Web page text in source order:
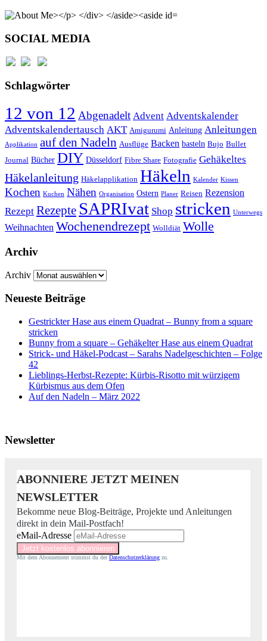
SOCIAL MEDIA
Schlagwörter
12 von 12 Abgenadelt Advent Adventskalender
Adventskalendertausch AKT Amigurumi Anleitung Anleitungen
Applikation auf den Nadeln Ausflüge Backen basteln Bujo Bullet
Journal Bücher DIY Düsseldorf Fibre Share Fotografie Gehäkeltes
Häkelanleitung Häkelapplikation Häkeln Kalender Kissen
Kochen Kuchen Nähen Organisation Ostern Planer Reisen Rezension
Rezept Rezepte SAPRIvat Shop stricken Unterwegs
Weihnachten Wochenendrezept Wolldiät Wolle
Archiv
Archiv
Neueste Beiträge
Gestrickter Hase aus einem Quadrat – Bunny from a square
stricken
Bunny from a square – Gehäkelter Hase aus einem Quadrat
Strick- und Häkel-Podcast – Sarahs Nadelgeschichten – Folge
42
Lieblings-Herbst-Rezepte: Kürbis-Risotto mit würzigem
Kürbismus aus dem Ofen
Auf den Nadeln – März 2022
Newsletter
ABONNIERE JETZT MEINEN
NEWSLETTER
Bekomme neue Blog-Beiträge, Projekte und Anleitungen
direkt in dein Mail-Postfach!
eMail-Adresse
Mit dem Abonnement stimmst du derDatenschutzerklärung zu.